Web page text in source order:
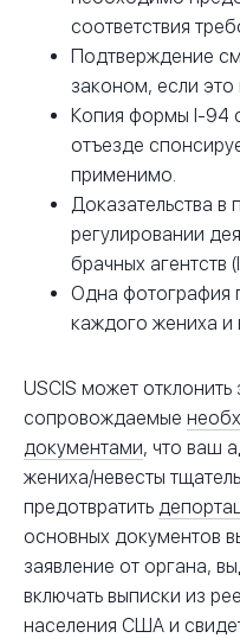
соответствия
Подтверждение
законом, если
Копия формы I-94
отъезде
применимо.
Доказательства в
регулировании
брачных агентств
Одна фотография
каждого жениха и
USCIS может отклонить
сопровождаемые
документами, что ваш
жениха/невесты
предотвратить
основных документов
заявление от органа,
включать выписки из
населения США и